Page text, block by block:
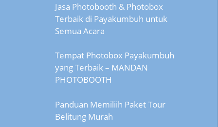
Jasa Photobooth & Photobox
Terbaik di Payakumbuh untuk
Semua Acara
Tempat Photobox Payakumbuh
yang Terbaik – MANDAN
PHOTOBOOTH
Panduan Memiliih Paket Tour
Belitung Murah